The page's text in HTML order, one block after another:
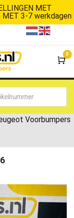
MET
MET 3-7 werkdagen
De
0
Voorbumpers